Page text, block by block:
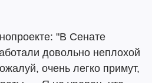
"В Сенате
довольно неплохой
очень легко примут,